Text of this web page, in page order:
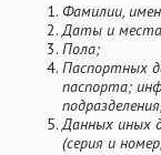
Фамилии,
Даты и
Пола;
Паспортных
паспорта;
Данных иных
(серия и